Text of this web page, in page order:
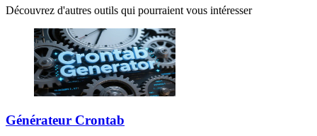
Découvrez d'autres outils qui pourraient vous intéresser
Générateur Crontab